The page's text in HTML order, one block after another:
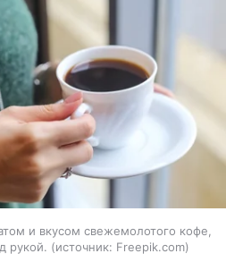
и вкусом свежемолотого кофе,
рукой.
источник: Freepik.com